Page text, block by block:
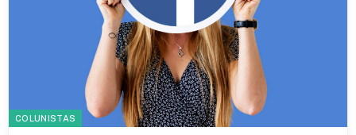
COLUNISTAS